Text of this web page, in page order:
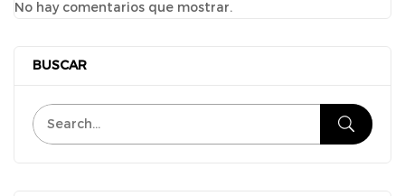
No hay comentarios que mostrar.
BUSCAR